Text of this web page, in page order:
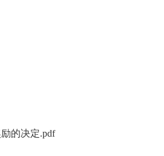
的决定.pdf